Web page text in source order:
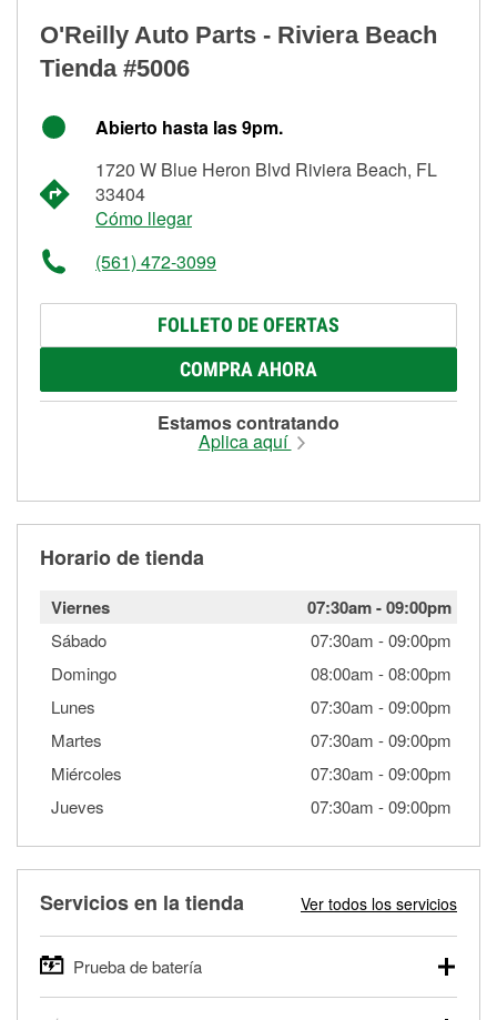
O'Reilly Auto Parts - Riviera Beach
Tienda #5006
Abierto hasta las 9pm.
1720 W Blue Heron Blvd Riviera Beach, FL
33404
Cómo llegar
(561) 472-3099
FOLLETO DE OFERTAS
COMPRA AHORA
Estamos contratando
Aplica aquí
Horario de tienda
Viernes 07:30am-09:00pm
Sábado 07:30am -09:00pm
Domingo
08:00am -08:00pm
Lunes
07:30am -09:00pm
Martes
07:30am -09:00pm
Miércoles
07:30am -09:00pm
Jueves
07:30am -09:00pm
Servicios en la tienda Ver todos los servicios
Prueba de batería